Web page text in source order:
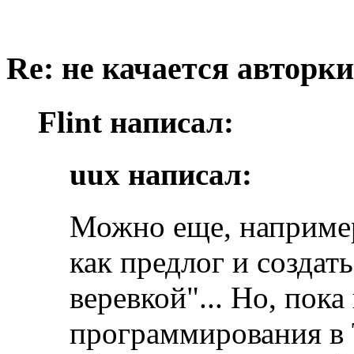
Re: не качается
Flint написал:
uux написал:
Можно еще,
как предлог и
веревкой"... Но,
программирования